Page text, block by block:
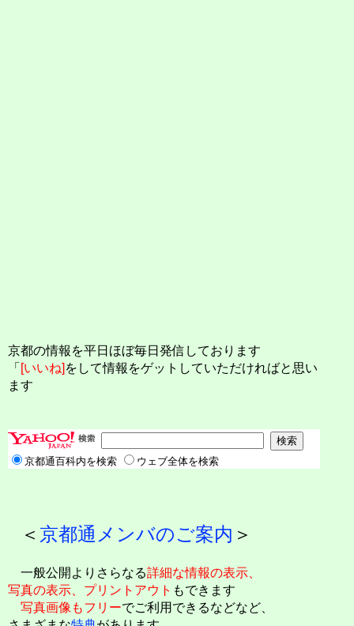
京都の情報を平日ほぼ毎日発信しております
「 [いいね] をして情報をゲットしていただければと思い
ます
京都通百科内を検索 ウェブ全体を検索
＜ 京都通メンバのご案内 ＞
一般公開よりさらなる詳細な情報の表示、
写真の表示、プリントアウト もできます
写真画像もフリーでご利用できるなどなど、